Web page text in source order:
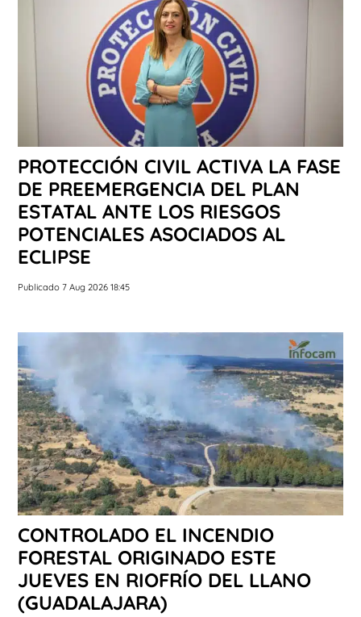
PROTECCIÓN CIVIL ACTIVA LA FASE
DE PREEMERGENCIA DEL PLAN
ESTATAL ANTE LOS RIESGOS
POTENCIALES ASOCIADOS AL
ECLIPSE
Publicado 7 Aug 2026 18:45
CONTROLADO EL INCENDIO
FORESTAL ORIGINADO ESTE
JUEVES EN RIOFRÍO DEL LLANO
(GUADALAJARA)